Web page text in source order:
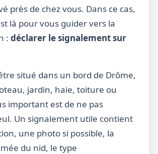
près de chez vous. Dans ce cas,
là pour vous guider vers la
: déclarer le signalement sur
situé dans un bord de Drôme,
jardin, haie, toiture ou
important est de ne pas
Un signalement utile contient
une photo si possible, la
du nid, le type